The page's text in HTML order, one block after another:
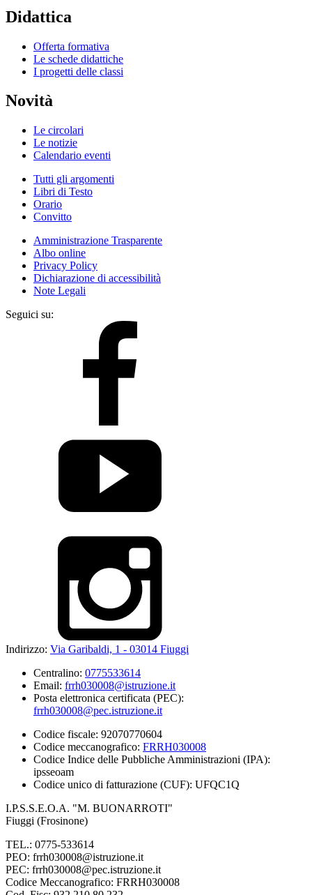
Didattica
Offerta formativa
Le schede didattiche
I progetti delle classi
Novità
Le circolari
Le notizie
Calendario eventi
Tutti gli argomenti
Libri di Testo
Orario
Convitto
Amministrazione Trasparente
Albo online
Privacy Policy
Dichiarazione di accessibilità
Note Legali
Seguici su:
Indirizzo: Via Garibaldi, 1 - 03014 Fiuggi
Centralino: 0775533614
Email: frrh030008@istruzione.it
Posta elettronica certificata (PEC):
frrh030008@pec.istruzione.it
Codice fiscale: 92070770604
Codice meccanografico: FRRH030008
Codice Indice delle Pubbliche Amministrazioni (IPA):
ipsseoam
Codice unico di fatturazione (CUF): UFQC1Q
I.P.S.S.E.O.A. "M. BUONARROTI"
Fiuggi (Frosinone)
TEL.: 0775-533614
PEO: frrh030008@istruzione.it
PEC: frrh030008@pec.istruzione.it
Codice Meccanografico: FRRH030008